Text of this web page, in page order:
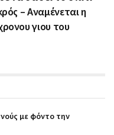
– Αναμένεται η
γιου του
με φόντο την